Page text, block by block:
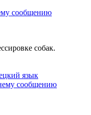
сообщению
собак.
язык
сообщению